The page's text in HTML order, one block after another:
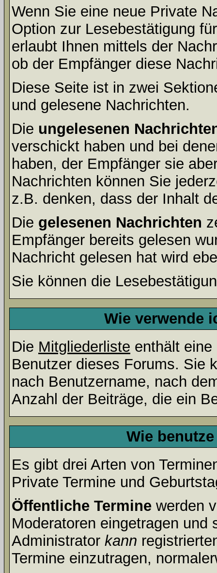
Wenn Sie eine neue Private
Option zur Lesebestätigung
erlaubt Ihnen mittels der
ob der Empfänger diese
Diese Seite ist in zwei
und gelesene Nachrichten.
Die ungelesenen
verschickt haben und bei
haben, der Empfänger sie
Nachrichten können Sie
z.B. denken, dass der Inhalt
Die gelesenen Nachrichten
Empfänger bereits gelesen
Nachricht gelesen hat wird
Sie können die
Wie verwende
Die Mitgliederliste enthält
Benutzer dieses Forums. Sie
nach Benutzername, nach
Anzahl der Beiträge, die ein
Wie
Es gibt drei Arten von
Private Termine und
Öffentliche Termine werden
Moderatoren eingetragen und
Administrator kann
Termine einzutragen,